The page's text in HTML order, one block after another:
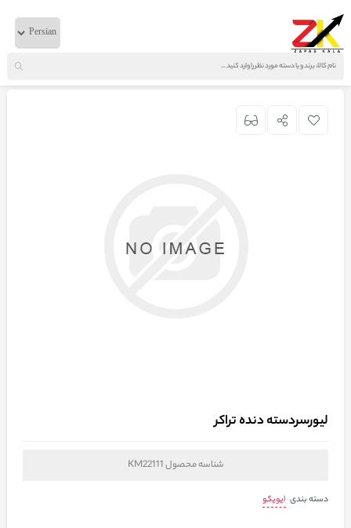
خانه لوازم بدنه ایویکو لیورسردسته دنده تراکر
لیورسردسته دنده تراکر
شناسه محصولKM22111
دسته بندی ایویکو